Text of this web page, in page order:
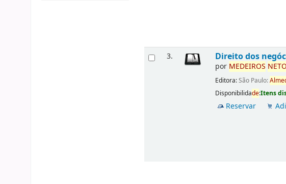
3. Direito dos
por MEDEIROS
Editora:São Paulo:
Disponibilidade:Itens
Reservar